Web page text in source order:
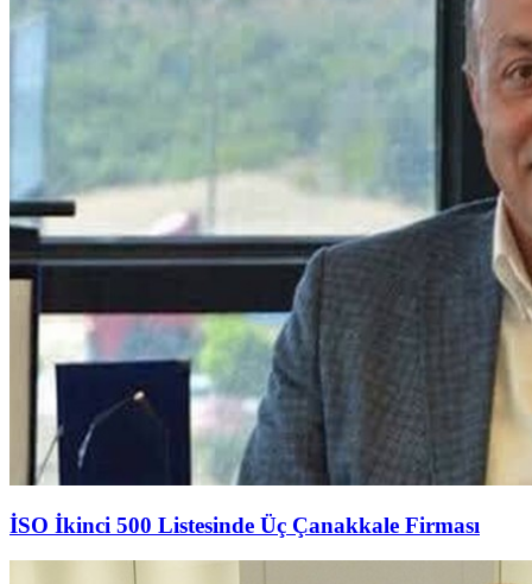
İSO İkinci 500 Listesinde Üç Çanakkale Firması